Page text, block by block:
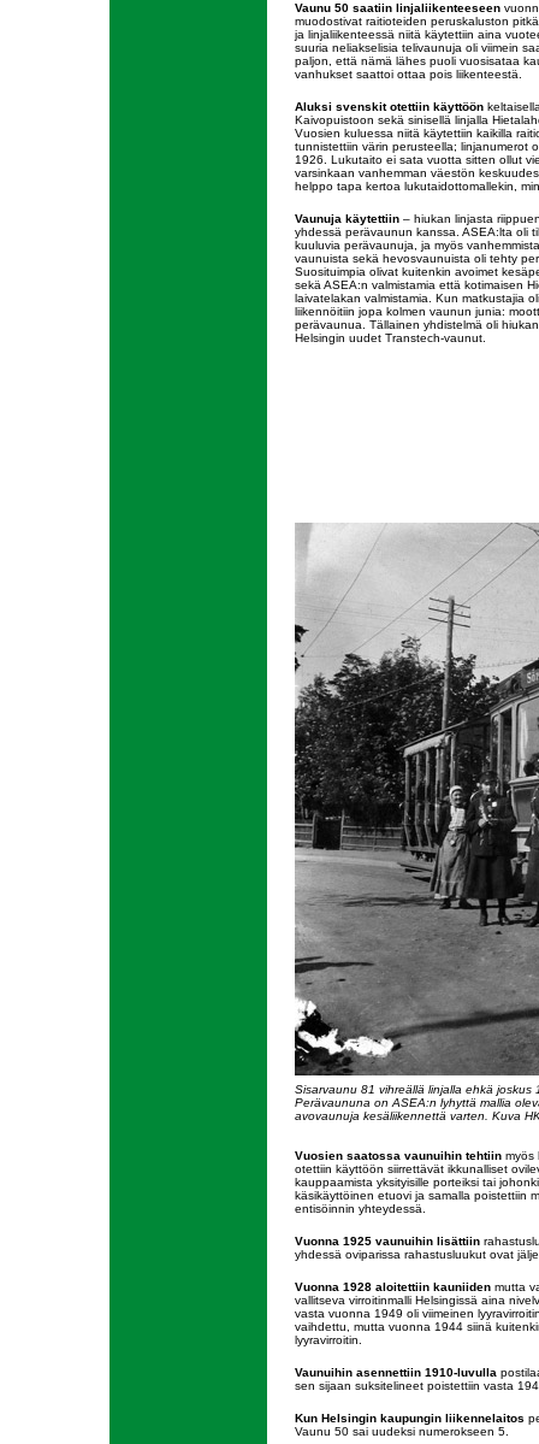
Vaunu 50 saatiin linjaliikenteeseen
muodostivat raitioteiden peruskaluston
ja linjaliikenteessä niitä käytettiin aina
suuria neliakselisia telivaunuja oli viimein
paljon, että nämä lähes puoli vuosisataa
vanhukset saattoi ottaa pois liikenteestä.
Aluksi svenskit otettiin käyttöön
Kaivopuistoon sekä sinisellä linjalla
Vuosien kuluessa niitä käytettiin kaikilla
tunnistettiin värin perusteella; linjanumerot
1926. Lukutaito ei sata vuotta sitten ollut
varsinkaan vanhemman väestön
helppo tapa kertoa lukutaidottomallekin,
Vaunuja käytettiin– hiukan linjasta
yhdessä perävaunun kanssa. ASEA:lta oli
kuuluvia perävaunuja, ja myös
vaunuista sekä hevosvaunuista oli tehty
Suosituimpia olivat kuitenkin avoimet
sekä ASEA:n valmistamia että kotimaisen
laivatelakan valmistamia. Kun matkustajia
liikennöitiin jopa kolmen vaunun junia:
perävaunua. Tällainen yhdistelmä oli
Helsingin uudet Transtech-vaunut.
Sisarvaunu 81 vihreällä linjalla ehkä
Perävaununa on ASEA:n lyhyttä mallia
avovaunuja kesäliikennettä varten. Kuva
Vuosien saatossa vaunuihin tehtiinmyös
otettiin käyttöön siirrettävät ikkunalliset
kauppaamista yksityisille porteiksi tai
käsikäyttöinen etuovi ja samalla poistettiin
entisöinnin yhteydessä.
Vuonna 1925 vaunuihin lisättiin
yhdessä oviparissa rahastusluukut ovat
Vuonna 1928 aloitettiin kauniidenmutta
vallitseva virroitinmalli Helsingissä aina
vasta vuonna 1949 oli viimeinen
vaihdettu, mutta vuonna 1944 siinä
lyyravirroitin.
Vaunuihin asennettiin 1910-luvulla
sen sijaan suksitelineet poistettiin vasta
Kun Helsingin kaupungin liikennelaitos
Vaunu 50 sai uudeksi numerokseen 5.